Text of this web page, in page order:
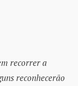
recorrer a
reconhecerão